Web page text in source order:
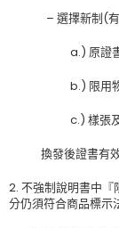
– 選擇新制(
a.) 原證
b.) 限用
c.) 樣張
換發後證書有
2. 不強制說明書中
分仍須符合商品標示